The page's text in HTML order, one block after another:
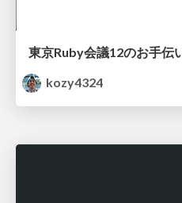
東京Ruby会議12のお手伝
kozy4324